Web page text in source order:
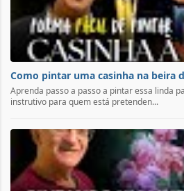
Como pintar uma casinha na beira
Aprenda passo a passo a pintar essa linda
instrutivo para quem está pretenden...